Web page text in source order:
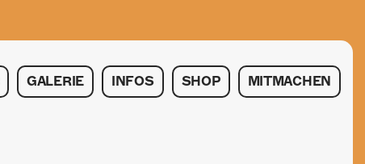
GALERIE INFOS SHOP MITMACHEN